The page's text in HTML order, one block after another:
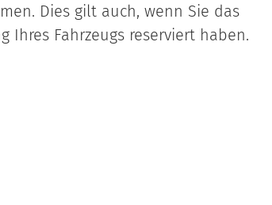
Dies gilt auch, wenn Sie das
Ihres Fahrzeugs reserviert haben.